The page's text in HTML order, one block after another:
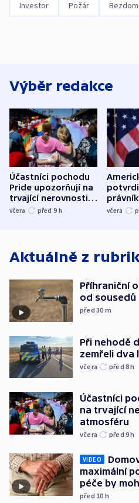
Investor Požár
Výběr redakce
Účastníci pochodu
Pride upozorňují na
trvající nerovnosti i
společenskou
včera před 9 h včera
Aktuálně z
Příhraniční
od sousedů
před 30 m
Při nehodě
zemřeli dva
včera před 8h
Účastníci
na trvající
atmosféru
včera před 9h
VIDEO
maximální
péče by
před 10 h